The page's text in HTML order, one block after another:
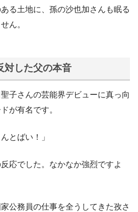
る土地に、孫の沙也加さんも眠る
ん。
対した父の本音
子さんの芸能界デビューに真っ向
が有名です。
とばい！」
応でした。なかなか強烈ですよ
公務員の仕事を全うしてきた孜さ